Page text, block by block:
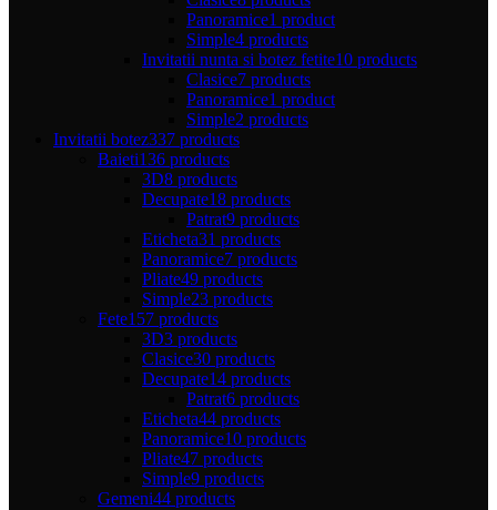
Panoramice1 product
Simple4 products
Invitatii nunta si botez fetite10 products
Clasice7 products
Panoramice1 product
Simple2 products
Invitatii botez337 products
Baieti136 products
3D8 products
Decupate18 products
Patrat9 products
Eticheta31 products
Panoramice7 products
Pliate49 products
Simple23 products
Fete157 products
3D3 products
Clasice30 products
Decupate14 products
Patrat6 products
Eticheta44 products
Panoramice10 products
Pliate47 products
Simple9 products
Gemeni44 products